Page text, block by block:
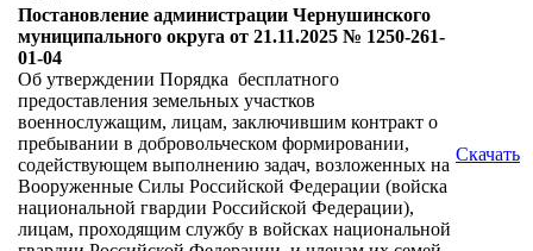
Постановление администрации Чернушинского
муниципального округа от 21.11.2025 № 1250-261-
01-04
Об утверждении Порядка бесплатного
предоставления земельных участков
военнослужащим, лицам, заключившим контракт о
пребывании в добровольческом формировании,
содействующем выполнению задач, возложенных на
Вооруженные Силы Российской Федерации (войска
национальной гвардии Российской Федерации),
лицам, проходящим службу в войсках национальной
Скачать